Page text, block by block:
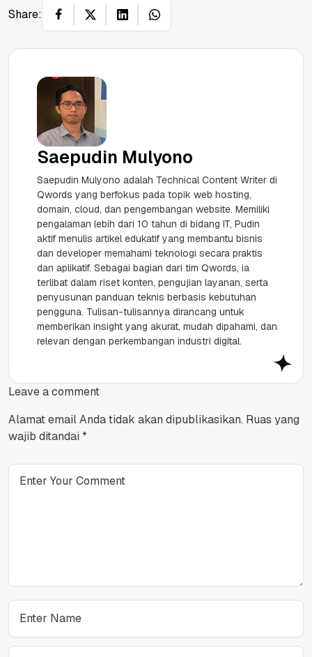
Share:
Saepudin Mulyono
Saepudin Mulyono adalah Technical Content Writer di
Qwords yang berfokus pada topik web hosting,
domain, cloud, dan pengembangan website. Memiliki
pengalaman lebih dari 10 tahun di bidang IT, Pudin
aktif menulis artikel edukatif yang membantu bisnis
dan developer memahami teknologi secara praktis
dan aplikatif. Sebagai bagian dari tim Qwords, ia
terlibat dalam riset konten, pengujian layanan, serta
penyusunan panduan teknis berbasis kebutuhan
pengguna. Tulisan-tulisannya dirancang untuk
memberikan insight yang akurat, mudah dipahami, dan
relevan dengan perkembangan industri digital.
Leave a comment
Alamat email Anda tidak akan dipublikasikan. Ruas yang
wajib ditandai *